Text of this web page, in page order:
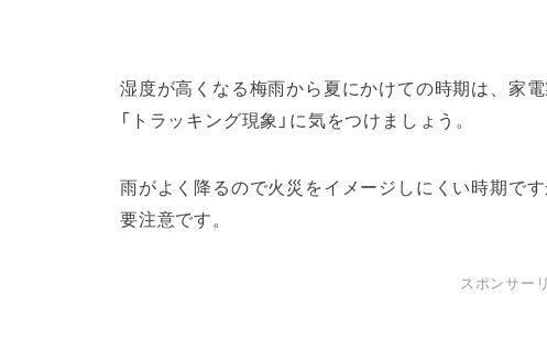
湿度が高くなる梅雨から夏にかけての時期は、家
「トラッキング現象」に気をつけましょう。
雨がよく降るので火災をイメージしにくい時期で
要注意です。
スポンサー